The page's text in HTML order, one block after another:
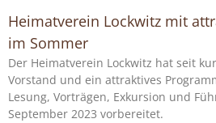
Heimatverein Lockwitz mit
im Sommer
Der Heimatverein Lockwitz hat seit
Vorstand und ein attraktives
Lesung, Vorträgen, Exkursion und
September 2023 vorbereitet.